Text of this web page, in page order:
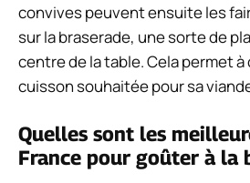
convives peuvent ensuite les
sur la braserade, une sorte de
centre de la table. Cela permet
cuisson souhaitée pour sa
Quelles sont les
France pour goûter à la